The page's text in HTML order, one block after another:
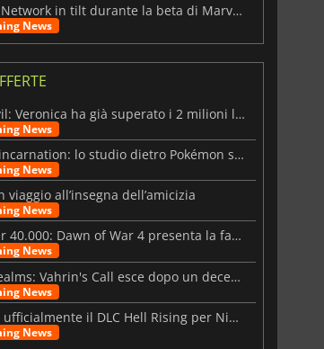
PlayStation Network in tilt durante la beta di Marvel Tōkon
News
Resident Evil: Veronica ha già superato i 2 milioni liste dei desideri
News
Beast of Reincarnation: lo studio dietro Pokémon su una nuova strada
News
viaggio all’insegna dell’amicizia
News
Warhammer 40.000: Dawn of War 4 presenta la fazione dei Necron
News
Forsaken Realms: Vahrin's Call esce dopo un decennio di sviluppo
News
Annunciato ufficialmente il DLC Hell Rising per Nioh 3
News